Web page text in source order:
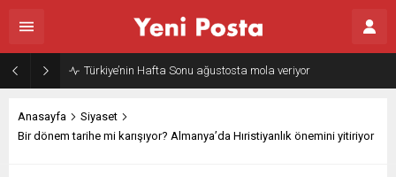
Türkiye’nin Hafta Sonu ağustosta mola veriyor
Anasayfa
Siyaset
Bir dönem tarihe mi karışıyor? Almanya’da Hıristiyanlık önemini yitiriyor